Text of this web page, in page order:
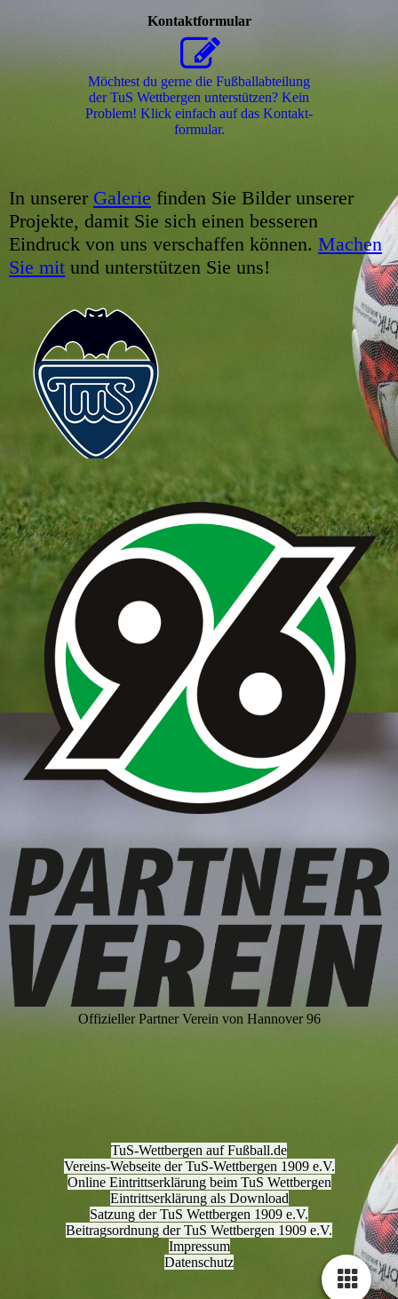
Kontaktformular
Möchtest du gerne die Fußballabteilung
der TuS Wettbergen unterstützen? Kein
Problem! Klick einfach auf das Kon­takt­
for­mu­lar.
In unserer Galerie finden Sie Bilder unserer
Projekte, damit Sie sich einen besseren
Eindruck von uns verschaffen können. Machen
Sie mit und unterstützen Sie uns!
Offizieller Partner Verein von Hannover 96
TuS-Wettbergen auf Fußball.de
Vereins-Webseite der TuS-Wettbergen 1909 e.V.
Online Eintrittserklärung beim TuS Wettbergen
Eintrittserklärung als Download
Satzung der TuS Wettbergen 1909 e.V.
Beitragsordnung der TuS Wettbergen 1909 e.V.
Impressum
Datenschutz